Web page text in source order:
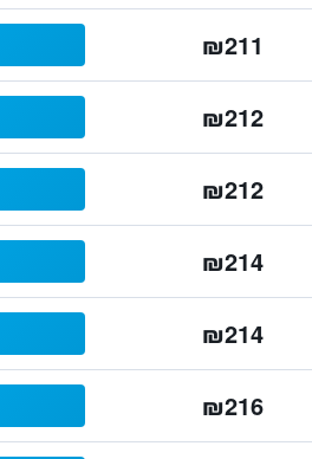
₪211
₪212
₪212
₪214
₪214
₪216